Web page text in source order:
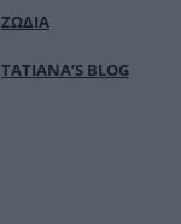
ΖΩΔΙΑ
TATIANA’S BLOG